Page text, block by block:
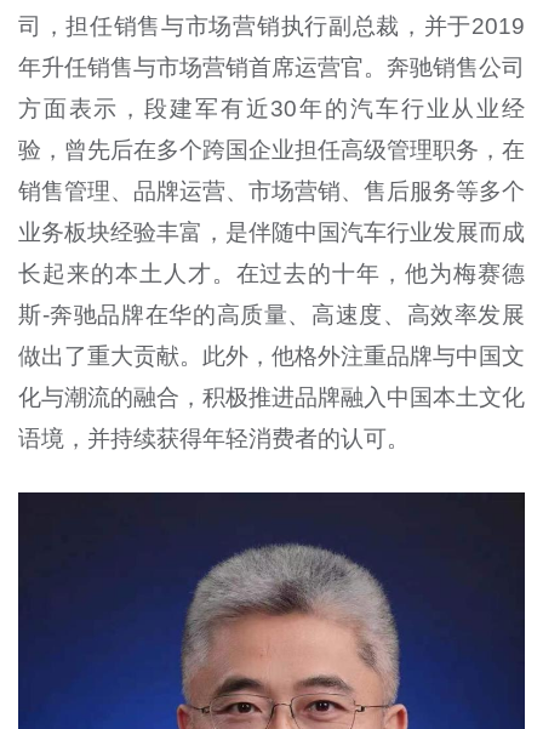
司，担任销售与市场营销执行副总裁，并于2019
年升任销售与市场营销首席运营官。奔驰销售公司
方面表示，段建军有近30年的汽车行业从业经
验，曾先后在多个跨国企业担任高级管理职务，在
销售管理、品牌运营、市场营销、售后服务等多个
业务板块经验丰富，是伴随中国汽车行业发展而成
长起来的本土人才。在过去的十年，他为梅赛德
斯-奔驰品牌在华的高质量、高速度、高效率发展
做出了重大贡献。此外，他格外注重品牌与中国文
化与潮流的融合，积极推进品牌融入中国本土文化
语境，并持续获得年轻消费者的认可。